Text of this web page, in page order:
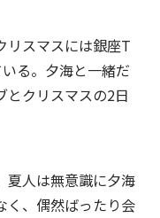
リスマスには銀座T
る。夕海と一緒だ
とクリスマスの2日
夏人は無意識に夕海
く、偶然ばったり会